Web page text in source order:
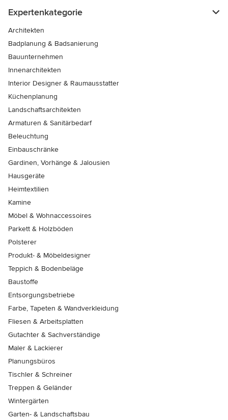
Expertenkategorie
Architekten
Badplanung & Badsanierung
Bauunternehmen
Innenarchitekten
Interior Designer & Raumausstatter
Küchenplanung
Landschaftsarchitekten
Armaturen & Sanitärbedarf
Beleuchtung
Einbauschränke
Gardinen, Vorhänge & Jalousien
Hausgeräte
Heimtextilien
Kamine
Möbel & Wohnaccessoires
Parkett & Holzböden
Polsterer
Produkt- & Möbeldesigner
Teppich & Bodenbeläge
Baustoffe
Entsorgungsbetriebe
Farbe, Tapeten & Wandverkleidung
Fliesen & Arbeitsplatten
Gutachter & Sachverständige
Maler & Lackierer
Planungsbüros
Tischler & Schreiner
Treppen & Geländer
Wintergärten
Garten- & Landschaftsbau